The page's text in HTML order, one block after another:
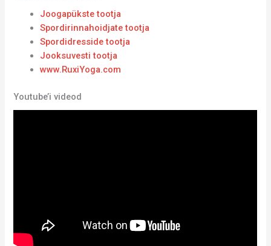
Joogapükste tootja
Spordirinnahoidjate tootja
Spordidresside tootja
Jooksuvesti tootja
www.RuxiYoga.com
Youtube’i videod